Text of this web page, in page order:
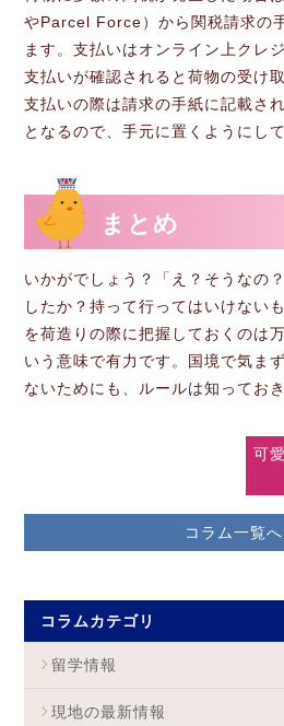
やParcel Force）から関税請求の
ます。支払いはオンライン上クレ
支払いが確認されると荷物の受け
支払いの際は請求の手紙に記載さ
となるので、手元に置くようにし
まとめ
いかがでしょう？「え？そうなの
したか？持って行ってはいけない
を荷造りの際に把握しておくのは
いう意味で有力です。国境で気ま
ないためにも、ルールは知ってお
コラム一覧
可
コラムカテゴリ
留学情報
現地の最新情報